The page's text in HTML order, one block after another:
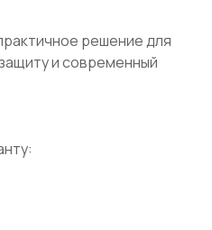
решение для
и современный